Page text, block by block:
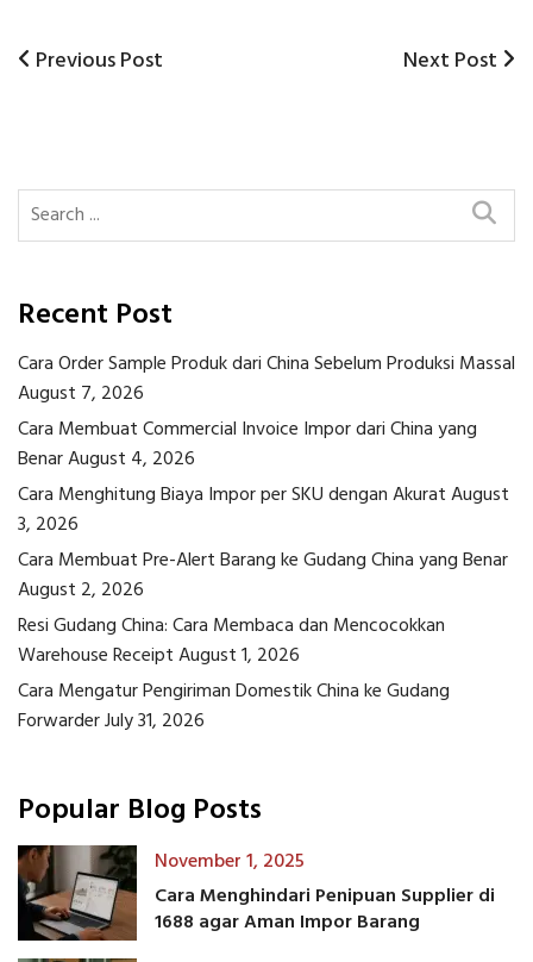
Post
Previous
Previous Post
Next
Next Post
Recent Post
Cara Order Sample Produk dari China Sebelum Produksi Massal
August 7, 2026
Cara Membuat Commercial Invoice Impor dari China yang
BenarAugust 4, 2026
Cara Menghitung Biaya Impor per SKU dengan AkuratAugust
3, 2026
Cara Membuat Pre-Alert Barang ke Gudang China yang Benar
August 2, 2026
Resi Gudang China: Cara Membaca dan Mencocokkan
Warehouse ReceiptAugust 1, 2026
Cara Mengatur Pengiriman Domestik China ke Gudang
ForwarderJuly 31, 2026
Popular Blog Posts
November 1, 2025
Cara Menghindari Penipuan Supplier di
1688 agar Aman Impor Barang